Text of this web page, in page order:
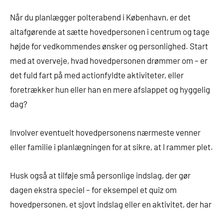
Når du planlægger polterabend i København, er det
altafgørende at sætte hovedpersonen i centrum og tage
højde for vedkommendes ønsker og personlighed. Start
med at overveje, hvad hovedpersonen drømmer om – er
det fuld fart på med actionfyldte aktiviteter, eller
foretrækker hun eller han en mere afslappet og hyggelig
dag?
Involver eventuelt hovedpersonens nærmeste venner
eller familie i planlægningen for at sikre, at I rammer plet.
Husk også at tilføje små personlige indslag, der gør
dagen ekstra speciel – for eksempel et quiz om
hovedpersonen, et sjovt indslag eller en aktivitet, der har